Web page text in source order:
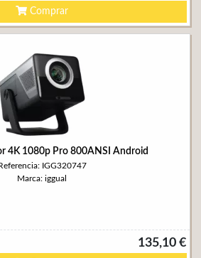
Comprar
4K 1080p Pro 800ANSI Android
IGG320747
Marca: iggual
135,10 €